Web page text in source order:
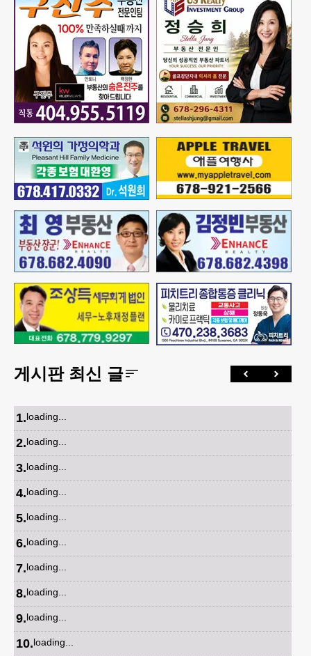
게시판 최신 글
1.loading...
2.loading...
3.loading...
4.loading...
5.loading...
6.loading...
7.loading...
8.loading...
9.loading...
10.loading...